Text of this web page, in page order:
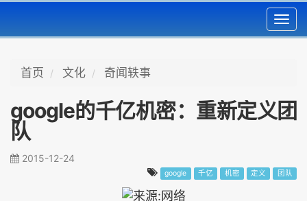
首页 文化 奇闻轶事
google的千亿机密：重新定义团
队
2015-12-24
google 千亿 机密 定义 团队